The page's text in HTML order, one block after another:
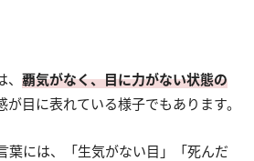
覇気がなく、目に力がない状態の
が目に表れている様子でもあります。
葉には、「生気がない目」「死んだ